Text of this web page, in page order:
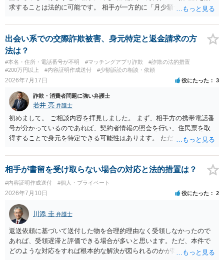
く求めます。 以上
求することは法的に可能です。 相手が一方的に「月少額ずつ返す」と
は成立していません。当初の返済期日も過ぎているため、一括返済を
求める権利があります。 具体的には、以下の手順で進めるのが効果的
です。 分割拒否と一括請求の通知：PayPayのメッセージ等で「分割
払いには同意していないため、残額の一括払いを求める」旨を明確に
伝えます。 相手の本名・住所の確認：応じない場合に法的手段（少額
訴訟など）をとるには、相手の身元が必要です。分からない場合は、
（Switch2等）の事実も踏まえ、応じない場合は法的措置を辞さない姿
勢で交渉に臨むのが現実的かと思います。
出会い系での交際詐欺被害、身元特定と返金請求の方
法は？
#本名・住所・電話番号が不明 #マッチングアプリ詐欺
#詐欺の法的措置
#200万円以上
#内容証明作成送付 #少額訴訟の相談・依頼
2026年7月17日 役にたった 3
詐欺・消費者問題に強い弁護士
若井 亮 弁護士
初めまして。 ご相談内容を拝見しました。 まず、相手方の携帯電話番
号が分かっているのであれば、契約者情報の照会を行い、住民票を取
得することで身元を特定できる可能性はあります。 ただ、他人名義の
ろです。 LINEについても、詐欺の事案であれば照会できる可能性はあ
りますが、携帯電話の番号を経由する方法より難しくなります。 身元
を特定した後は、返金の理屈があるかどうかを確認していきます。 基
本的に贈与に該当する場合には返金請求ができません。 詐欺を含め、
当方に返金の理屈があるかどうかを確認していきます。 さらに、渡し
た金額について、裏付けがあるかどうかも精査します。 上記を経て、
身元の特定、返金の理屈があると判断できるのであれば、まずは交渉
からスタートすることになるでしょう。 ご理解のとおり、詐欺である
ことの立証は簡単ではありません。 刑事事件化が出来るのであれば、
返金交渉で有利になる可能性がありますが、民事上の詐欺の立証以上
に難しいところがあります。 こちらについては、一度、最寄りの警察
相手が書留を受け取らない場合の対応と法的措置は？
#内容証明作成送付 #個人・プライベート
2026年7月10日 役にたった 2
川添 圭 弁護士
返送依頼に基づいて送付した物を合理的理由なく受領しなかったので
あれば、受領遅滞と評価できる場合が多いと思います。ただ、本件で
どのような対応をすれば根本的な解決が図られるのかが問題になるた